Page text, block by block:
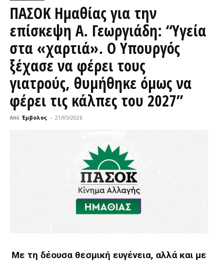
ΠΑΣΟΚ Ημαθίας για την
επίσκεψη Α. Γεωργιάδη: “Υγεία
στα «χαρτιά». Ο Υπουργός
ξέχασε να φέρει τους
γιατρούς, θυμήθηκε όμως να
φέρει τις κάλπες του 2027”
Από Έμβολος - 21/05/2026
Με τη δέουσα θεσμική ευγένεια, αλλά και με